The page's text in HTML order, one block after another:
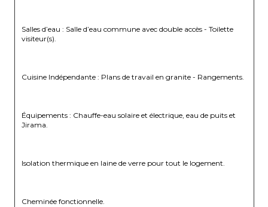
Salles d’eau : Salle d’eau commune avec double accès - Toilette
visiteur(s).
Cuisine Indépendante : Plans de travail en granite - Rangements.
Équipements : Chauffe-eau solaire et électrique, eau de puits et
Jirama.
Isolation thermique en laine de verre pour tout le logement.
Cheminée fonctionnelle.